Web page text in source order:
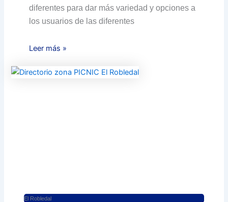
diferentes para dar más variedad y opciones a
los usuarios de las diferentes
Leer más »
El Robledal